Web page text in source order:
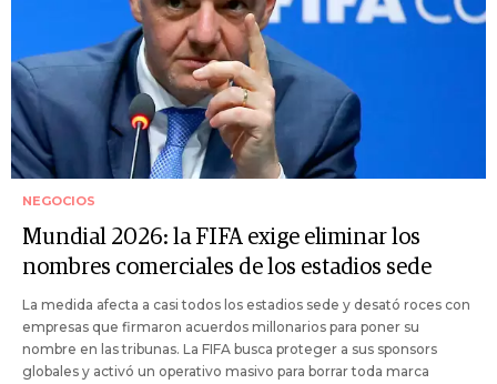
NEGOCIOS
Mundial 2026: la FIFA exige eliminar los
nombres comerciales de los estadios sede
La medida afecta a casi todos los estadios sede y desató roces con
empresas que firmaron acuerdos millonarios para poner su
nombre en las tribunas. La FIFA busca proteger a sus sponsors
globales y activó un operativo masivo para borrar toda marca